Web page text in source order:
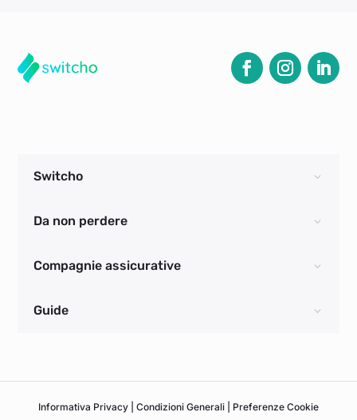
Switcho
Da non perdere
Compagnie assicurative
Guide
Informativa Privacy Condizioni Generali
Preferenze Cookie